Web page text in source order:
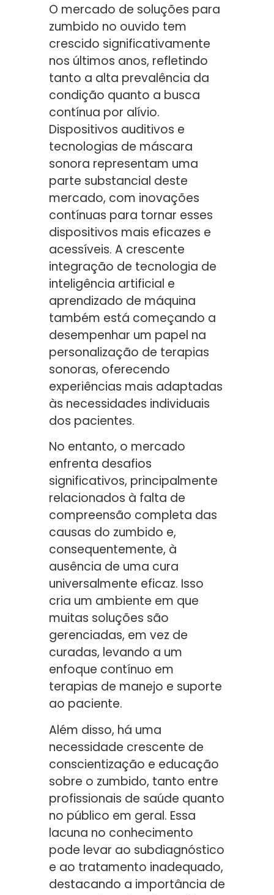
O mercado de soluções para
zumbido no ouvido tem
crescido significativamente
nos últimos anos, refletindo
tanto a alta prevalência da
condição quanto a busca
contínua por alívio.
Dispositivos auditivos e
tecnologias de máscara
sonora representam uma
parte substancial deste
mercado, com inovações
contínuas para tornar esses
dispositivos mais eficazes e
acessíveis. A crescente
integração de tecnologia de
inteligência artificial e
aprendizado de máquina
também está começando a
desempenhar um papel na
personalização de terapias
sonoras, oferecendo
experiências mais adaptadas
às necessidades individuais
dos pacientes.
No entanto, o mercado
enfrenta desafios
significativos, principalmente
relacionados à falta de
compreensão completa das
causas do zumbido e,
consequentemente, à
ausência de uma cura
universalmente eficaz. Isso
cria um ambiente em que
muitas soluções são
gerenciadas, em vez de
curadas, levando a um
enfoque contínuo em
terapias de manejo e suporte
ao paciente.
Além disso, há uma
necessidade crescente de
conscientização e educação
sobre o zumbido, tanto entre
profissionais de saúde quanto
no público em geral. Essa
lacuna no conhecimento
pode levar ao subdiagnóstico
e ao tratamento inadequado,
destacando a importância de